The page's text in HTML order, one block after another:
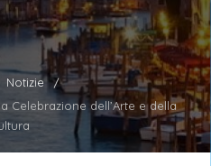
Notizie
Celebrazione dell’Arte e della